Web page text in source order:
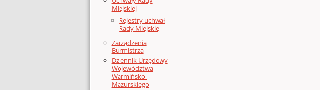
Miejskiej
Rejestry uchwał
Rady Miejskiej
Zarządzenia
Burmistrza
Dziennik Urzędowy
Województwa
Warmińsko-
Mazurskiego